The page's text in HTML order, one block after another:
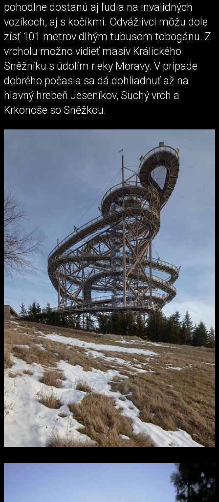
pohodlne dostanú aj ľudia na invalidných
vozíkoch, aj s kočíkmi. Odvážlivci môžu dole
zísť 101 metrov dlhým tubusom tobogánu. Z
vrcholu možno vidieť masív Králického
Sněžníku s údolím rieky Moravy. V prípade
dobrého počasia sa dá dohliadnuť až na
hlavný hrebeň Jeseníkov, Suchý vrch a
Krkonoše so Sněžkou.